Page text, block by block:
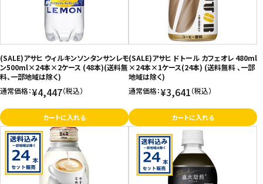
(SALE)アサヒ ウィルキンソンタンサンレモ
ン500ml×24本×2ケース (48本)(送料無
料、一部地域は除く)
通常価格：¥4,447（税込）
カートに入れる
(SALE)アサヒ ドトール カフェオレ 480ml
×24本×1ケース(24本) (送料無料 、一部
地域は除く)
通常価格：¥3,641（税込）
カートに入れる